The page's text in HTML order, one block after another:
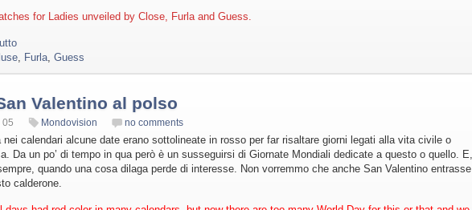
for Ladies unveiled by Close, Furla and Guess.
Furla Guess
Valentino al polso
05 Mondovision no comments
nei calendari alcune date erano sottolineate in rosso per far risaltare giorni legati alla vita civile o
Da un po’ di tempo in qua però è un susseguirsi di Giornate Mondiali dedicate a questo o quello. E,
quando una cosa dilaga perde di interesse. Non vorremmo che anche San Valentino entrasse
calderone.